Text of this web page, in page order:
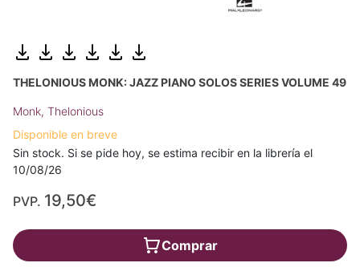
THELONIOUS MONK: JAZZ PIANO SOLOS SERIES VOLUME 49
Monk, Thelonious
Disponible en breve
Sin stock. Si se pide hoy, se estima recibir en la librería el
10/08/26
PVP. 19,50€
Comprar